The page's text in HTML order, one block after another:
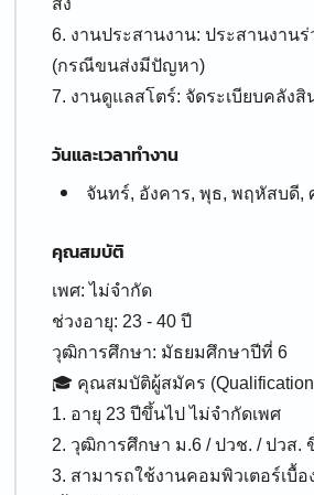
ส่ง
6. งานประสานงาน: ประสานงา
(กรณีขนส่งมีปัญหา)
7. งานดูแลสโตร์: จัดระเบียบคลัง
วันและเวลาทำงาน
จันทร์, อังคาร, พุธ, พฤหัสบดี,
คุณสมบัติ
เพศ: ไม่จำกัด
ช่วงอายุ: 23 - 40 ปี
วุฒิการศึกษา: มัธยมศึกษาปีที่ 6
🎓 คุณสมบัติผู้สมัคร
1. อายุ 23 ปีขึ้นไป ไม่จำกัดเพศ
2. วุฒิการศึกษา ม.6 / ปวช. / ปวส.
3. สามารถใช้งานคอมพิวเตอร์เบื้